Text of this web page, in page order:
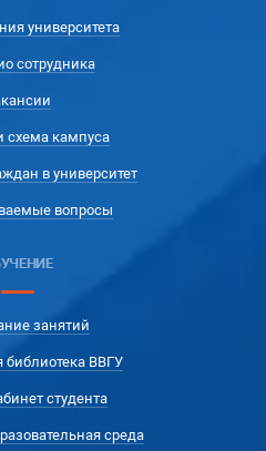
университета
сотрудника
схема кампуса
в университет
вопросы
занятий
библиотека ВВГУ
студента
среда